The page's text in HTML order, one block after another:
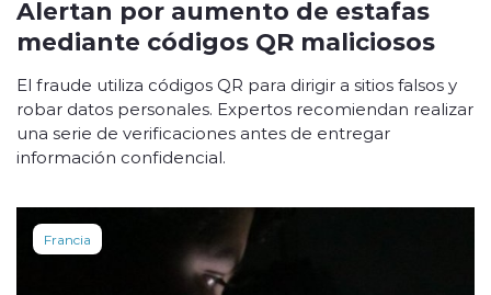
Alertan por aumento de estafas
mediante códigos QR maliciosos
El fraude utiliza códigos QR para dirigir a sitios falsos y
robar datos personales. Expertos recomiendan realizar
una serie de verificaciones antes de entregar
información confidencial.
Francia